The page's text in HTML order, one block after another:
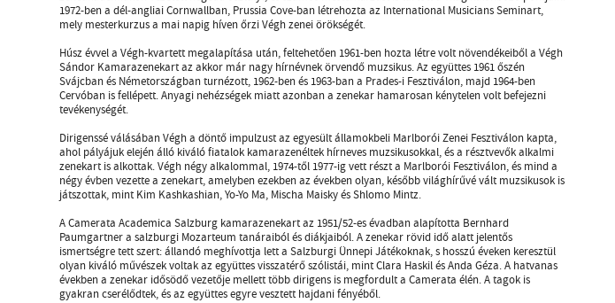
1972-ben a dél-angliai Cornwallban, Prussia Cove-ban létrehozta az International Musicians Seminart,
mely mesterkurzus a mai napig híven őrzi Végh zenei örökségét.
Húsz évvel a Végh-kvartett megalapítása után, feltehetően 1961-ben hozta létre volt növendékeiből a Végh
Sándor Kamarazenekart az akkor már nagy hírnévnek örvendő muzsikus. Az együttes 1961 őszén
Svájcban és Németországban turnézott, 1962-ben és 1963-ban a Prades-i Fesztiválon, majd 1964-ben
Cervóban is fellépett. Anyagi nehézségek miatt azonban a zenekar hamarosan kénytelen volt befejezni
tevékenységét.
Dirigenssé válásában Végh a döntő impulzust az egyesült államokbeli Marlborói Zenei Fesztiválon kapta,
ahol pályájuk elején álló kiváló fiatalok kamarazenéltek hírneves muzsikusokkal, és a résztvevők alkalmi
zenekart is alkottak. Végh négy alkalommal, 1974-től 1977-ig vett részt a Marlborói Fesztiválon, és mind a
négy évben vezette a zenekart, amelyben ezekben az években olyan, később világhírűvé vált muzsikusok is
játszottak, mint Kim Kashkashian, Yo-Yo Ma, Mischa Maisky és Shlomo Mintz.
A Camerata Academica Salzburg kamarazenekart az 1951/52-es évadban alapította Bernhard
Paumgartner a salzburgi Mozarteum tanáraiból és diákjaiból. A zenekar rövid idő alatt jelentős
ismertségre tett szert: állandó meghívottja lett a Salzburgi Ünnepi Játékoknak, s hosszú éveken keresztül
olyan kiváló művészek voltak az együttes visszatérő szólistái, mint Clara Haskil és Anda Géza. A hatvanas
években a zenekar idősödő vezetője mellett több dirigens is megfordult a Camerata élén. A tagok is
gyakran cserélődtek, és az együttes egyre vesztett hajdani fényéből.